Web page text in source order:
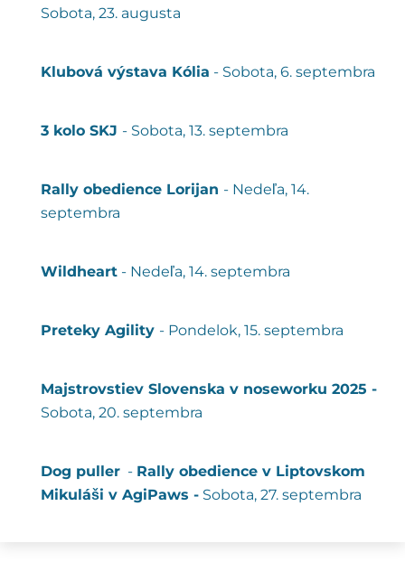
Sobota, 23. augusta
Klubová výstava Kólia - Sobota, 6. septembra
3 kolo SKJ - Sobota, 13. septembra
Rally obedience Lorijan - Nedeľa, 14.
septembra
Wildheart - Nedeľa, 14. septembra
Preteky Agility - Pondelok, 15. septembra
Majstrovstiev Slovenska v noseworku 2025 -
Sobota, 20. septembra
Dog puller - Rally obedience v Liptovskom
Mikuláši v AgiPaws - Sobota, 27. septembra